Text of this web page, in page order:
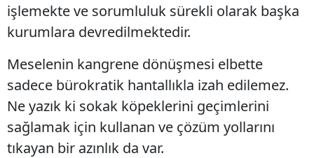
işlemekte ve sorumluluk sürekli olarak başka
kurumlara devredilmektedir.
Meselenin kangrene dönüşmesi elbette
sadece bürokratik hantallıkla izah edilemez.
Ne yazık ki sokak köpeklerini geçimlerini
sağlamak için kullanan ve çözüm yollarını
tıkayan bir azınlık da var.